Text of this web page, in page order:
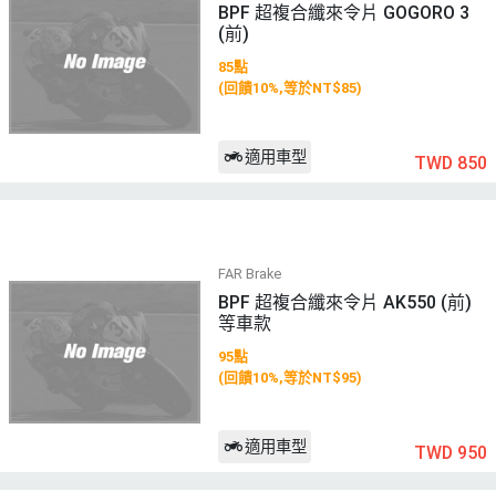
BPF 超複合纖來令片 GOGORO 3
(前)
85點
(回饋10%,等於NT$85)
適用車型 TWD 850
FAR Brake
BPF 超複合纖來令片 AK550 (前)
等車款
95點
(回饋10%,等於NT$95)
適用車型 TWD 950